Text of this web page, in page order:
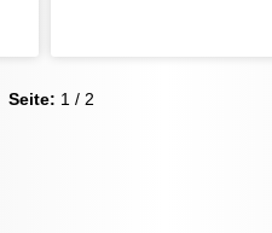
Seite: 1 / 2